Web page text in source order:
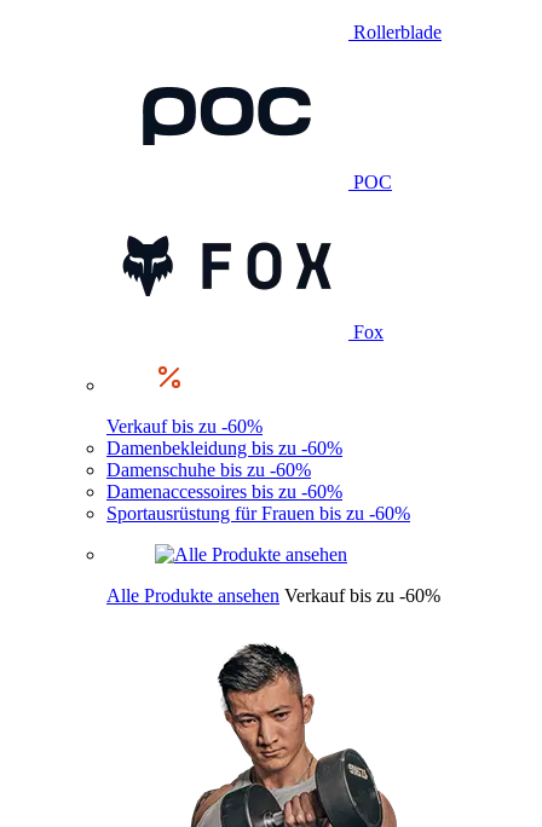
Rollerblade
POC
Fox
Verkauf bis zu -60%
Damenbekleidung bis zu -60%
Damenschuhe bis zu -60%
Damenaccessoires bis zu -60%
Sportausrüstung für Frauen bis zu -60%
Alle Produkte ansehen Verkauf bis zu -60%